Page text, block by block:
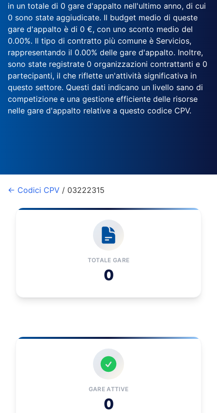
in un totale di 0 gare d'appalto nell'ultimo anno, di cui
0 sono state aggiudicate. Il budget medio di queste
gare d'appalto è di 0 €, con uno sconto medio del
0.00%. Il tipo di contratto più comune è Servicios,
rappresentando il 0.00% delle gare d'appalto. Inoltre,
sono state registrate 0 organizzazioni contrattanti e 0
partecipanti, il che riflette un'attività significativa in
questo settore. Questi dati indicano un livello sano di
competizione e una gestione efficiente delle risorse
nelle gare d'appalto relative a questo codice CPV.
← Codici CPV / 03222315
TOTALE GARE
0
GARE ATTIVE
0